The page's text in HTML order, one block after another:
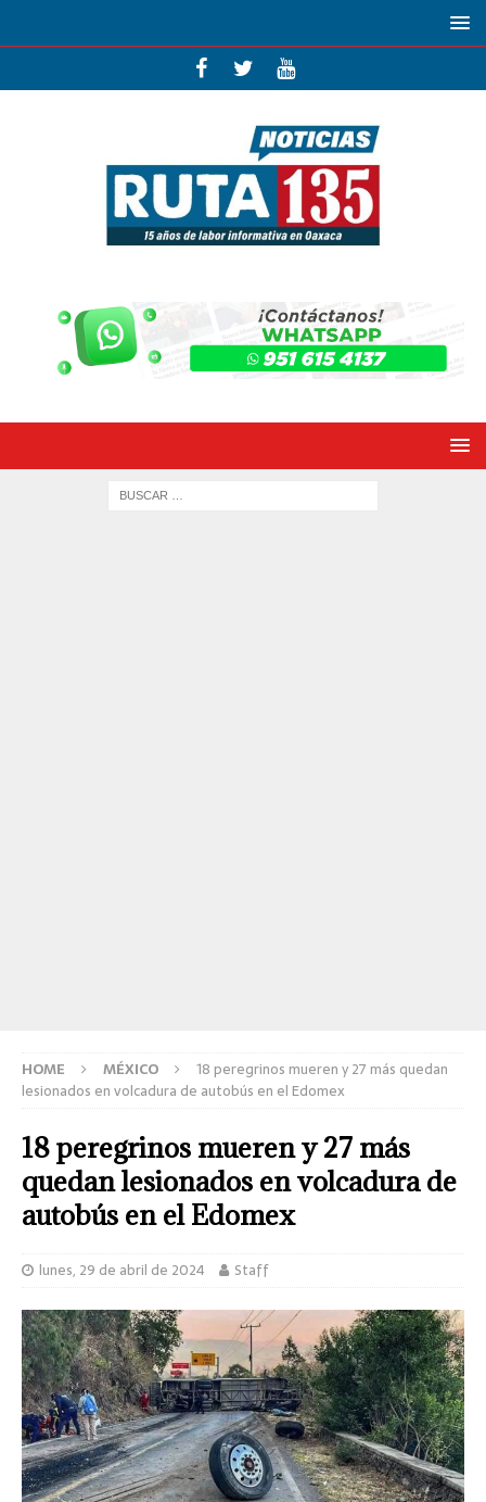
HOME MÉXICO
18 peregrinos mueren y 27 más quedan
lesionados en volcadura de autobús en el Edomex
18 peregrinos mueren y 27 más
quedan lesionados en volcadura de
autobús en el Edomex
lunes, 29 de abril de 2024 Staff